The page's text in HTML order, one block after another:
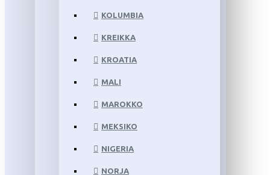
KOLUMBIA
KREIKKA
KROATIA
MALI
MAROKKO
MEKSIKO
NIGERIA
NORJA